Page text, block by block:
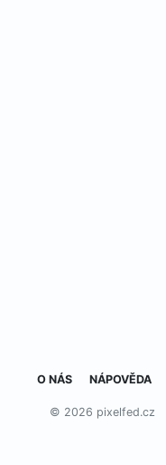
O NÁS NÁPOVĚDA
© 2026 pixelfed.cz